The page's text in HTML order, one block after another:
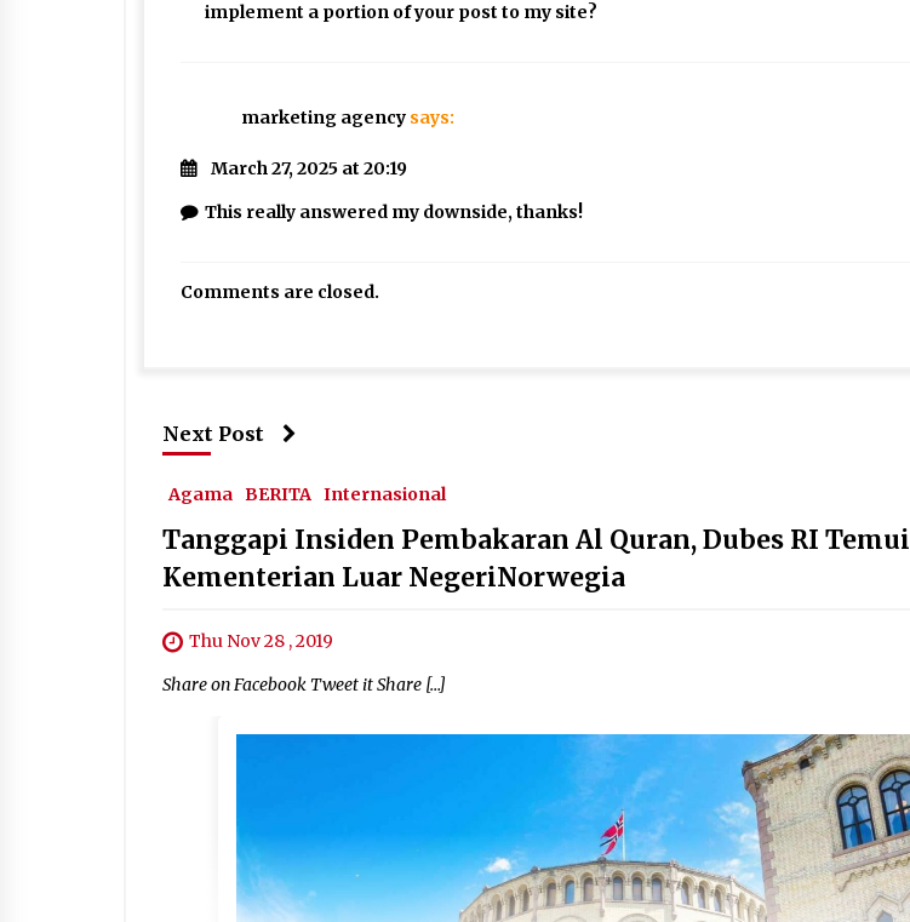
implement a portion of your post to my site?
marketing agency says:
March 27, 2025 at 20:19
This really answered my downside, thanks!
Comments are closed.
Next Post
Agama BERITA Internasional
Tanggapi Insiden Pembakaran Al Quran, Dubes RI Temui
Kementerian Luar NegeriNorwegia
Thu Nov 28 , 2019
Share on Facebook Tweet it Share […]